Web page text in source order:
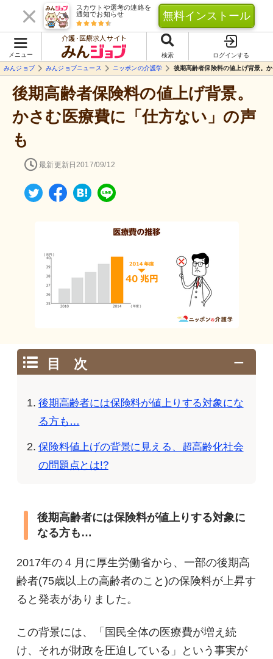
スカウトや選考の連絡を
通知でお知らせ
無料インストール
メニュー
介護･医療求人サイト
検索
ログインする
みんジョブ
みんジョブニュース ニッポンの介護学 後期高齢者保険料の値上げ背景。
後期高齢者保険料の値上げ背景。
かさむ医療費に「仕方ない」の声
も
最新更新日2017/09/12
目 次
後期高齢者には保険料が値上りする対象にな
る方も…
保険料値上げの背景に見える、超高齢化社会
の問題点とは!?
後期高齢者には保険料が値上りする対象に
なる方も…
2017年の４月に厚生労働省から、一部の後期高
齢者(75歳以上の高齢者のこと)の保険料が上昇す
ると発表がありました。
この背景には、「国民全体の医療費が増え続
け、それが財政を圧迫している」という事実が